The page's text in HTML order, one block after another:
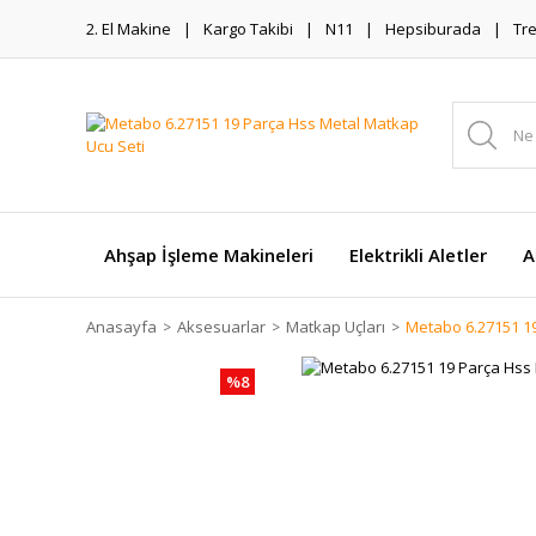
2. El Makine Kargo Takibi N11 Hepsiburada
Ahşap İşleme Makineleri Elektrikli Aletler
Anasayfa Aksesuarlar Matkap Uçları Metabo 6.27151
%8